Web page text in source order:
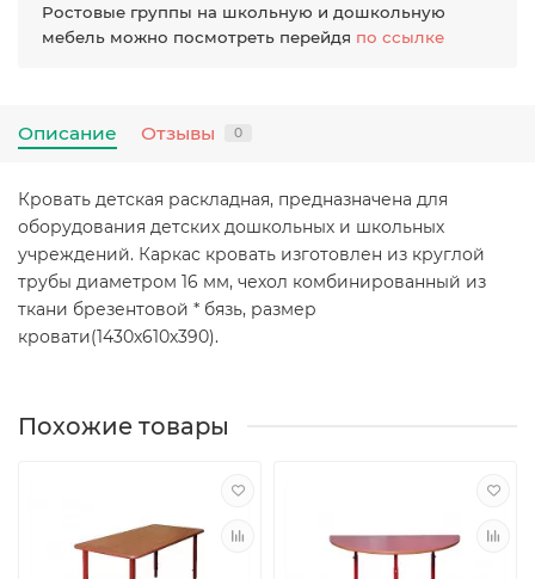
Ростовые группы на школьную и дошкольную
мебель можно посмотреть перейдя по ссылке
Описание Отзывы 0
Кровать детская раскладная, предназначена для
оборудования детских дошкольных и школьных
учреждений. Каркас кровать изготовлен из круглой
трубы диаметром 16 мм, чехол комбинированный из
ткани брезентовой * бязь, размер
кровати(1430х610х390).
Похожие товары